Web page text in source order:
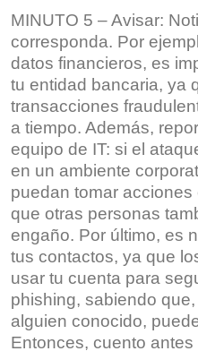
MINUTO 5 – Avisar:
corresponda. Por
datos financieros, es
tu entidad bancaria, ya
transacciones
a tiempo. Además,
equipo de IT: si el
en un ambiente
puedan tomar
que otras personas
engaño. Por último, es
tus contactos, ya que
usar tu cuenta para
phishing, sabiendo
alguien conocido,
Entonces, cuento